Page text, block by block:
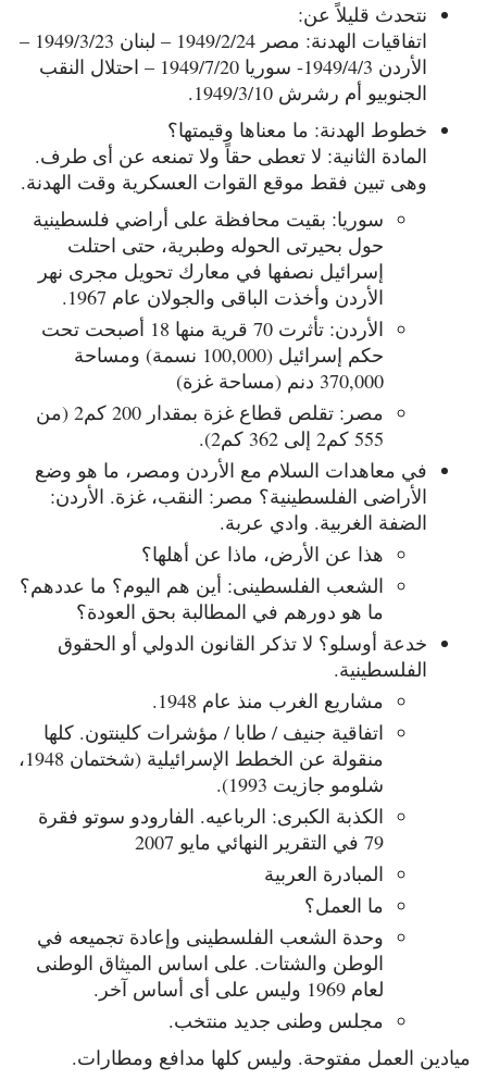
نتحدث قليلاً عن:
اتفاقيات الهدنة: مصر 1949/2/24 – لبنان 1949/3/23 –
الأردن 1949/4/3- سوريا 1949/7/20 – احتلال النقب
الجنوبيو أم رشرش 1949/3/10.
خطوط الهدنة: ما معناها وقيمتها؟
المادة الثانية: لا تعطى حقاً ولا تمنعه عن أى طرف.
وهى تبين فقط موقع القوات العسكرية وقت الهدنة.
سوريا: بقيت محافظة على أراضي فلسطينية
حول بحيرتى الحوله وطبرية، حتى احتلت
إسرائيل نصفها في معارك تحويل مجرى نهر
الأردن وأخذت الباقى والجولان عام 1967.
الأردن: تأثرت 70 قرية منها 18 أصبحت تحت
حكم إسرائيل (100,000 نسمة) ومساحة
370,000 دنم (مساحة غزة)
مصر: تقلص قطاع غزة بمقدار 200 كم2 (من
555 كم2 إلى 362 كم2).
في معاهدات السلام مع الأردن ومصر، ما هو وضع
الأراضى الفلسطينية؟ مصر: النقب، غزة. الأردن:
الضفة الغربية. وادي عربة.
هذا عن الأرض، ماذا عن أهلها؟
الشعب الفلسطينى: أين هم اليوم؟ ما عددهم؟
ما هو دورهم في المطالبة بحق العودة؟
خدعة أوسلو؟ لا تذكر القانون الدولي أو الحقوق
الفلسطينية.
مشاريع الغرب منذ عام 1948.
اتفاقية جنيف / طابا / مؤشرات كلينتون. كلها
منقولة عن الخطط الإسرائيلية (شختمان 1948،
شلومو جازيت 1993).
الكذبة الكبرى: الرباعيه. الفارودو سوتو فقرة
79 في التقرير النهائي مايو 2007
المبادرة العربية
ما العمل؟
وحدة الشعب الفلسطينى وإعادة تجميعه في
الوطن والشتات. على اساس الميثاق الوطنى
لعام 1969 وليس على أى أساس آخر.
مجلس وطنى جديد منتخب.
ميادين العمل مفتوحة. وليس كلها مدافع ومطارات.